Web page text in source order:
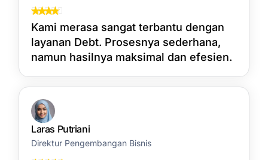
Kami merasa sangat terbantu dengan
layanan Debt. Prosesnya sederhana,
namun hasilnya maksimal dan efesien.
Laras Putriani
Direktur Pengembangan Bisnis